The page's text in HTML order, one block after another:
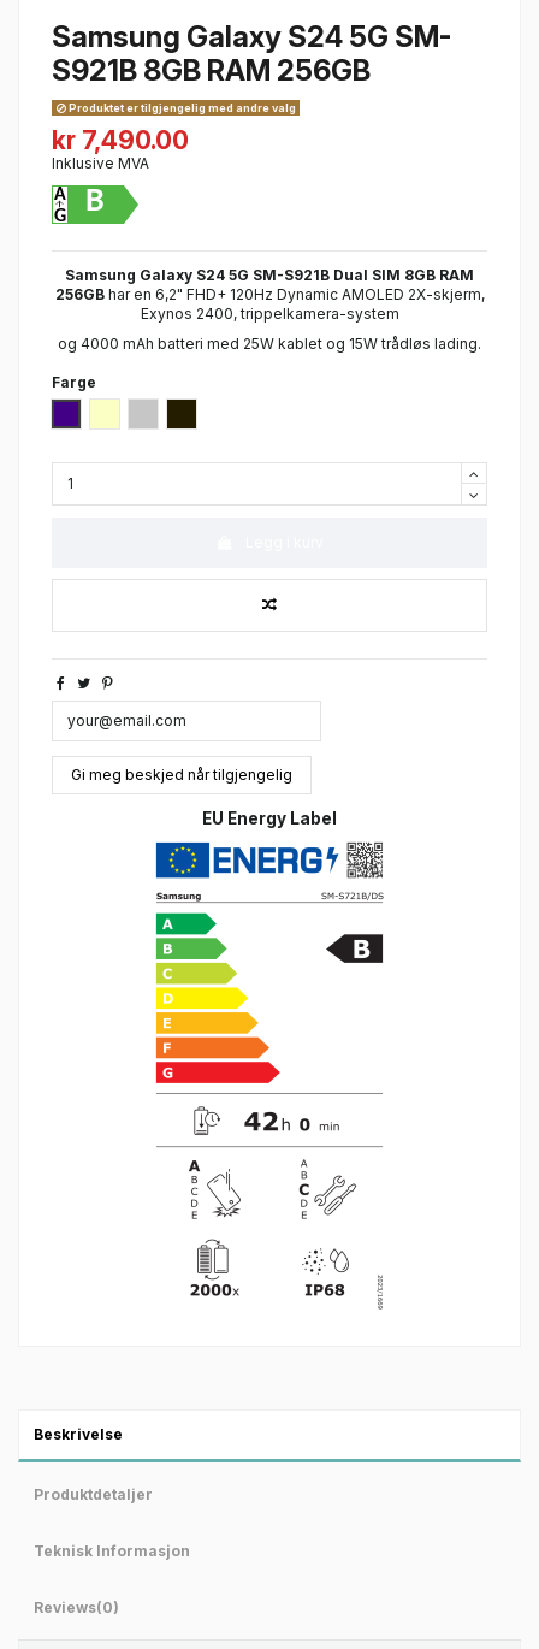
Samsung Galaxy S24 5G SM-
S921B 8GB RAM 256GB
Produktet er tilgjengelig med andre valg
kr 7,490.00
Inklusive MVA
B
Samsung Galaxy S24 5G SM-S921B Dual SIM 8GB RAM
256GBhar en 6,2" FHD+ 120Hz Dynamic AMOLED 2X-skjerm,
Exynos 2400, trippelkamera-system
og 4000 mAh batteri med 25W kablet og 15W trådløs lading.
Farge
EU Energy Label
Beskrivelse
Produktdetaljer
Teknisk Informasjon
Reviews(0)